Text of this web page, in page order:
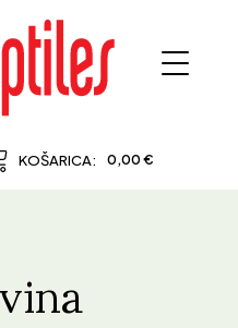
KOŠARICA: 0,00 €